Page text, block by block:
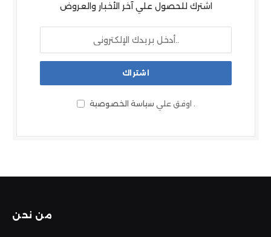
اشترك للحصول علي آخر الأخبار والعروض
اوفق علي سياسة الخصوصية .
من نحن